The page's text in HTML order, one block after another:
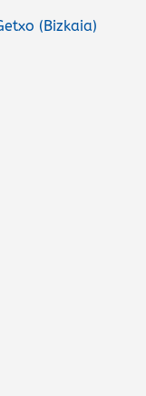
(Bizkaia)